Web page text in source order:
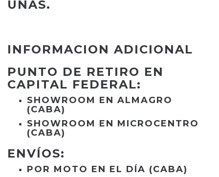
UÑAS.
INFORMACION ADICIONAL
PUNTO DE RETIRO EN
CAPITAL FEDERAL:
SHOWROOM EN ALMAGRO
(CABA)
SHOWROOM EN MICROCENTRO
(CABA)
ENVÍOS:
POR MOTO EN EL DÍA (CABA)